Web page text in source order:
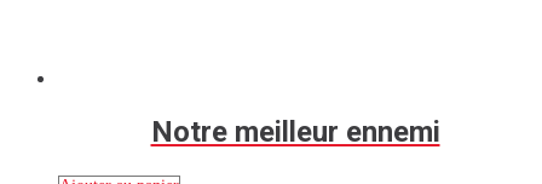
Notre meilleur ennemi